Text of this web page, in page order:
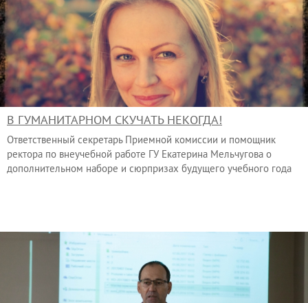
В ГУМАНИТАРНОМ СКУЧАТЬ НЕКОГДА!
Ответственный секретарь Приемной комиссии и помощник
ректора по внеучебной работе ГУ Екатерина Мельчугова о
дополнительном наборе и сюрпризах будущего учебного года